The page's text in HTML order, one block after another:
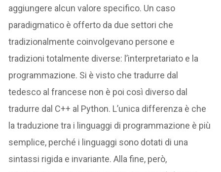
aggiungere alcun valore specifico. Un caso
paradigmatico è offerto da due settori che
tradizionalmente coinvolgevano persone e
tradizioni totalmente diverse: l’interpretariato e la
programmazione. Si è visto che tradurre dal
tedesco al francese non è poi così diverso dal
tradurre dal C++ al Python. L’unica differenza è che
la traduzione tra i linguaggi di programmazione è più
semplice, perché i linguaggi sono dotati di una
sintassi rigida e invariante. Alla fine, però,